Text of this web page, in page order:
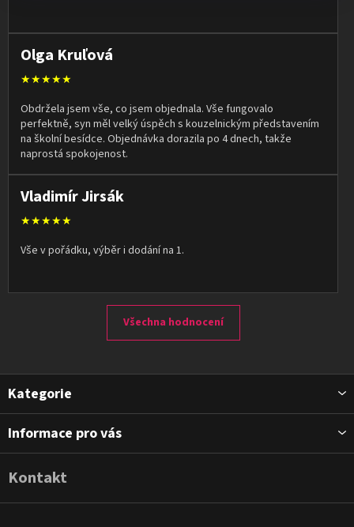
Olga Kruľová
★★★★★
Obdržela jsem vše, co jsem objednala. Vše fungovalo
perfektně, syn měl velký úspěch s kouzelnickým představením
na školní besídce. Objednávka dorazila po 4 dnech, takže
naprostá spokojenost.
Vladimír Jirsák
★★★★★
Vše v pořádku, výběr i dodání na 1.
Všechna hodnocení
Z
p
Kategorie
Informace pro vás
Kontakt